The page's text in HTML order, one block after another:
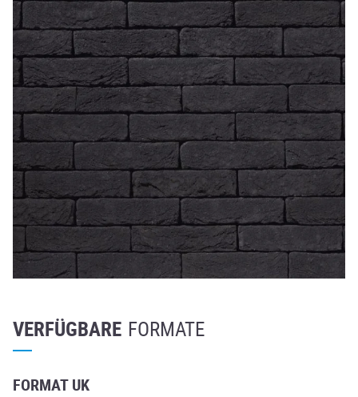
VERFÜGBARE FORMATE
FORMAT UK